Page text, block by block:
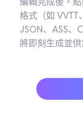
格式（如 VVTT
JSON、ASS、
將即刻生成並供